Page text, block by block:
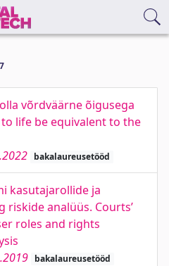
võrdväärne õigusega
life be equivalent to the
bakalaureusetööd
kasutajarollide ja
analüüs. Courts’
roles and rights
bakalaureusetööd